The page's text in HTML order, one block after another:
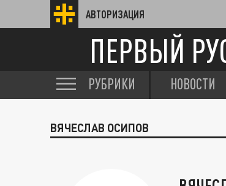
АВТОРИЗАЦИЯ
ПЕРВЫЙ
РУБРИКИ НОВОСТИ
ВЯЧЕСЛАВ ОСИПОВ